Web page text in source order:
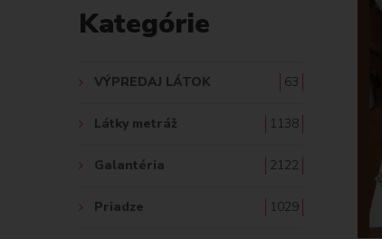
D
Ť
:
Kategórie
VÝPREDAJ LÁTOK 63
Látky metráž 1138
Galantéria 2122
Priadze 1029